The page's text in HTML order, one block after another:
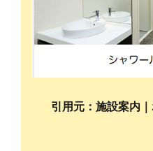
引用元：施設案内